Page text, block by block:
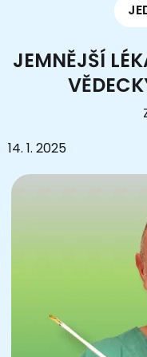
JEMNĚJŠÍ
14. 1. 2025